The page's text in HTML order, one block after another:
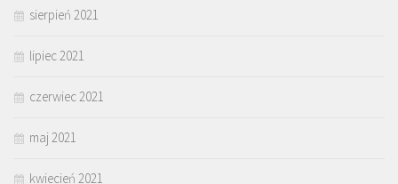
sierpień 2021
lipiec 2021
czerwiec 2021
maj 2021
kwiecień 2021